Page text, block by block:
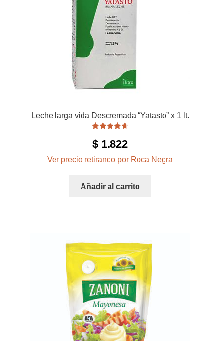
Leche larga vida Descremada “Yatasto” x 1 lt.
con4.75de
5
$ 1.822
Ver precio retirando por Roca Negra
Añadir al carrito